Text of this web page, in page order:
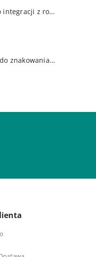
QUICK 7050E Zestaw do integracji z robotem
QUICK NOC Seria S450 do znakowania PCB